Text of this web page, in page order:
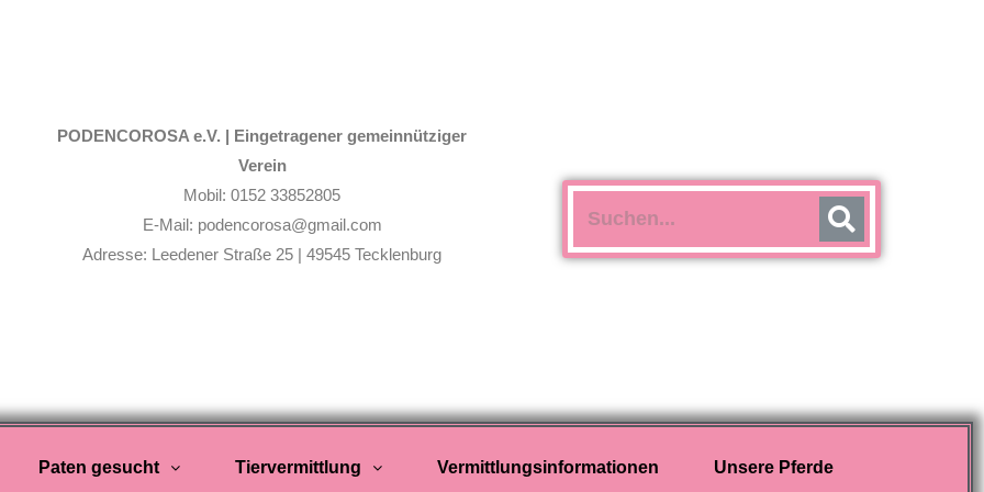
PODENCOROSA e.V. | Eingetragener gemeinnütziger
Verein
Mobil: 0152 33852805
E-Mail: podencorosa@gmail.com
Adresse: Leedener Straße 25 | 49545 Tecklenburg
Paten gesucht Tiervermittlung Vermittlungsinformationen Unsere Pferde